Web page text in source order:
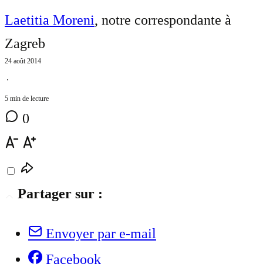
Laetitia Moreni, notre correspondante à
Zagreb
24 août 2014
⋅
5 min de lecture
0
Partager sur :
Envoyer par e-mail
Facebook